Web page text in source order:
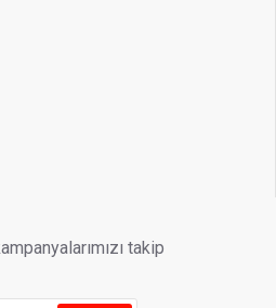
takip